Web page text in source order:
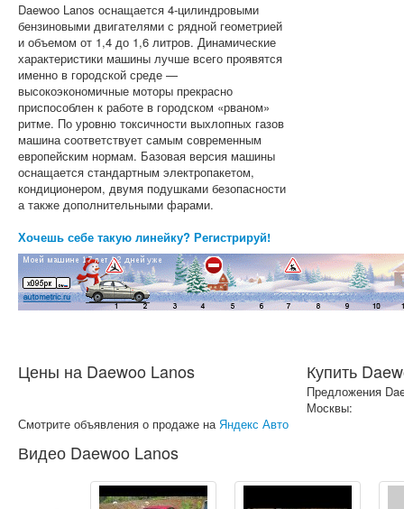
Daewoo Lanos оснащается 4-цилиндровыми
бензиновыми двигателями с рядной геометрией
и объемом от 1,4 до 1,6 литров. Динамические
характеристики машины лучше всего проявятся
именно в городской среде —
высокоэкономичные моторы прекрасно
приспособлен к работе в городском «рваном»
ритме. По уровню токсичности выхлопных газов
машина соответствует самым современным
европейским нормам. Базовая версия машины
оснащается стандартным электропакетом,
кондиционером, двумя подушками безопасности
а также дополнительными фарами.
Хочешь себе такую линейку? Регистрируй!
Цены на Daewoo Lanos
Смотрите объявления о продаже наЯндекс Авто
Купить
Предложения
Москвы:
Видео Daewoo Lanos